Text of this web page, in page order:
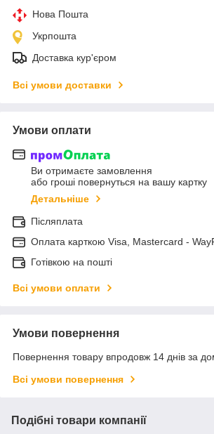
Нова Пошта
Укрпошта
Доставка кур'єром
Всі умови доставки
Умови оплати
Ви отримаєте замовлення
або гроші повернуться на вашу картку
Детальніше
Післяплата
Оплата карткою Visa, Mastercard -
Готівкою на пошті
Всі умови оплати
Умови повернення
Повернення товару впродовж 14 днів за
Всі умови повернення
Подібні товари компанії